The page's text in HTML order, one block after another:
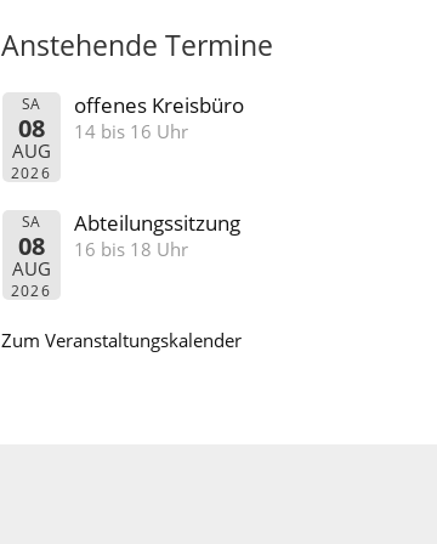
Anstehende Termine
SA
08
AUG
2026
offenes Kreisbüro
14 bis 16 Uhr
SA
08
AUG
2026
Abteilungssitzung
16 bis 18 Uhr
Zum Veranstaltungskalender